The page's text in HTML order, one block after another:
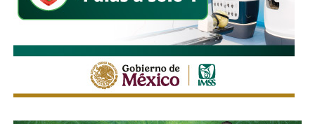
tiempos que todavía tienen disponibles para su ejecución.
Enrique Galindo acelera Vialidades Potosinas
2.0